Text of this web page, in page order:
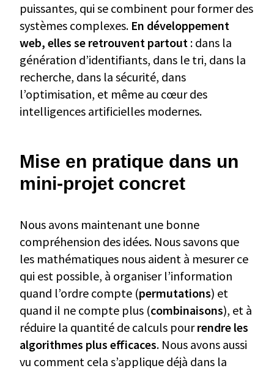
puissantes, qui se combinent pour former des
systèmes complexes. En développement
web, elles se retrouvent partout : dans la
génération d’identifiants, dans le tri, dans la
recherche, dans la sécurité, dans
l’optimisation, et même au cœur des
intelligences artificielles modernes.
Mise en pratique dans un
mini-projet concret
Nous avons maintenant une bonne
compréhension des idées. Nous savons que
les mathématiques nous aident à mesurer ce
qui est possible, à organiser l’information
quand l’ordre compte (permutations) et
quand il ne compte plus (combinaisons), et à
réduire la quantité de calculs pourrendre les
algorithmes plus efficaces. Nous avons aussi
vu comment cela s’applique déjà dans la